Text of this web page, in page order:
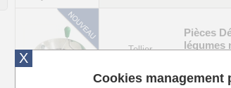
Tellier
Pièces
légumes
pièces
Tellier
X
Cookies management